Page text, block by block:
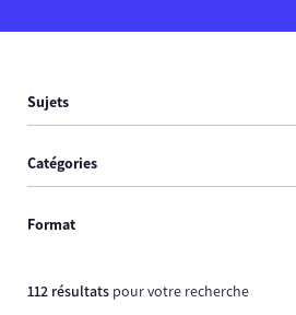
Sujets
Catégories
Format
112 résultats pour votre recherche